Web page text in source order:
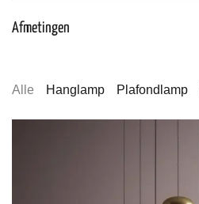
Afmetingen
Alle Hanglamp Plafondlamp